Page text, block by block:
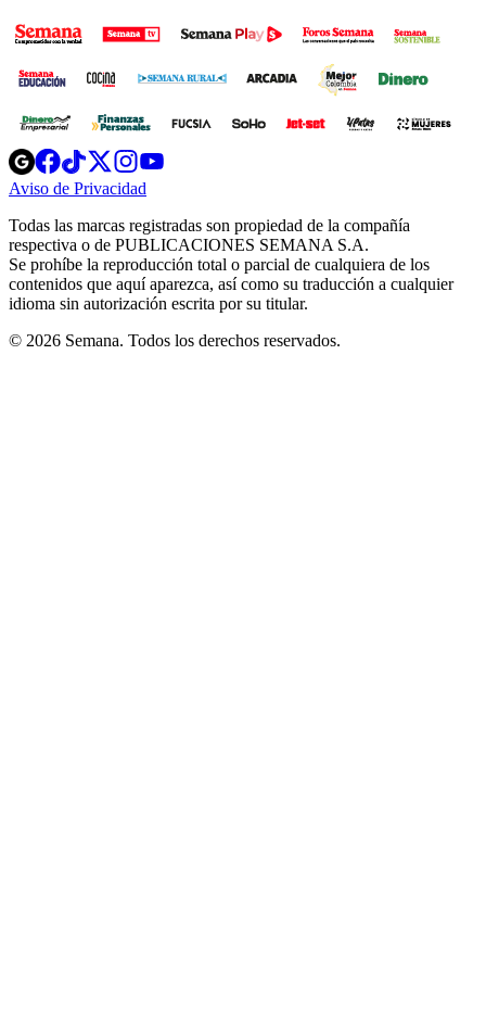
Opens
in
new
Opens
in
new
Opens
in
new
window
Opens
new
windowwindow
Aviso de Privacidad
new
window
Todas las marcas registradas son propiedad de la compañía
respectiva o de PUBLICACIONES SEMANA S.A.
Se prohíbe la reproducción total o parcial de cualquiera de los
contenidos que aquí aparezca, así como su traducción a cualquier
idioma sin autorización escrita por su titular.
© 2026 Semana. Todos los derechos reservados.